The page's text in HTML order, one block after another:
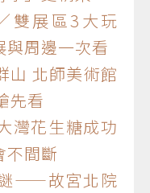
雙展區3大玩
與周邊一次看
北師美術館
先看
灣花生糖成功
不間斷
——故宮北院